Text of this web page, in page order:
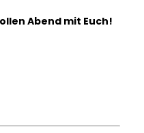
Abend mit Euch!